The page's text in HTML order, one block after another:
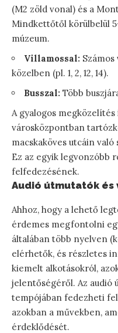
(M2 zöld vonal) és a
Mindkettőtől körülbelül
múzeum.
Villamossal:
közelben (pl. 1, 2, 12, 14).
Busszal: Több
A gyalogos megközelítés
városközpontban
macskaköves utcáin
Ez az egyik legvonzóbb
felfedezésének.
Audió útmutatók
Ahhoz, hogy a lehető
érdemes megfontolni
általában több nyelven
elérhetők, és részletes
kiemelt alkotásokról,
jelentőségéről. Az audió
tempójában fedezheti
azokban a művekben,
érdeklődését.